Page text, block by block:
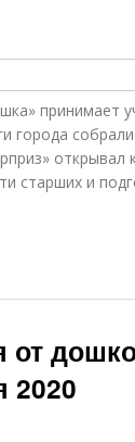
принимает
города
открывал
старших и
от
2020